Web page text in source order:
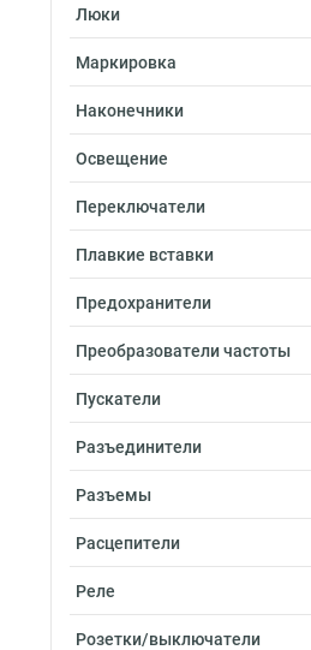
Люки
Маркировка
Наконечники
Освещение
Переключатели
Плавкие вставки
Предохранители
Преобразователи частоты
Пускатели
Разъединители
Разъемы
Расцепители
Реле
Розетки/выключатели